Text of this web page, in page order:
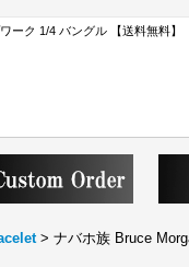
ーク 1/4 バングル 【送料無料】
> ナバホ族 Bruce